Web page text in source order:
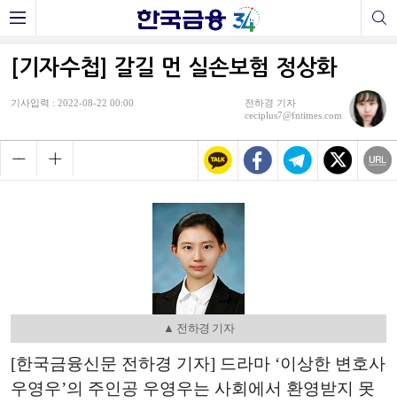
[기자수첩] 갈길 먼 실손보험 정상화
기사입력 : 2022-08-22 00:00
전하경 기자
ceciplus7@fntimes.com
▲ 전하경 기자
[한국금융신문 전하경 기자] 드라마 ‘이상한 변호사
우영우’의 주인공 우영우는 사회에서 환영받지 못